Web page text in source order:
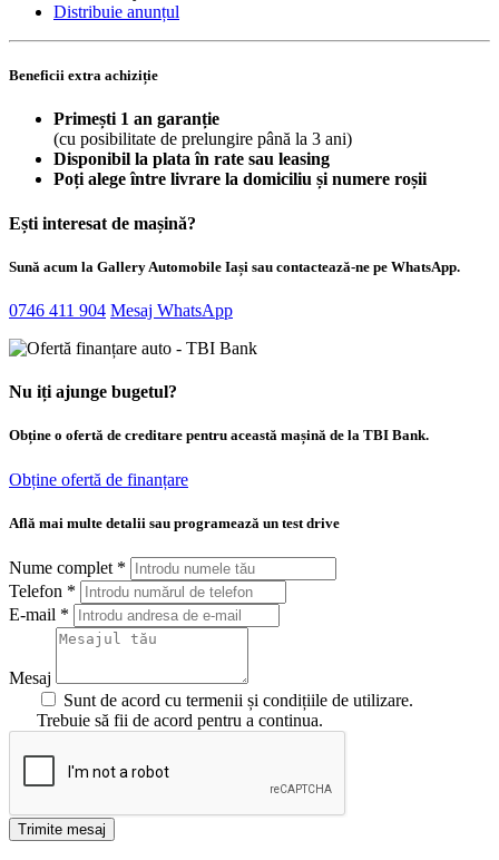
Distribuie anunțul
Beneficii extra achiziție
Primești 1 an garanție
(cu posibilitate de prelungire până la 3 ani)
Disponibil la plata în rate sau leasing
Poți alege între livrare la domiciliu și numere roșii
Ești interesat de mașină?
Sună acum la Gallery Automobile Iași sau contactează-ne pe WhatsApp.
0746 411 904 Mesaj WhatsApp
Nu iți ajunge bugetul?
Obține o ofertă de creditare pentru această mașină de la TBI Bank.
Obține ofertă de finanțare
Află mai multe detalii sau programează un test drive
Nume complet *
Telefon *
E-mail *
Mesaj
Sunt de acord cu termenii și condițiile de utilizare.
Trebuie să fii de acord pentru a continua.
Trimite mesaj